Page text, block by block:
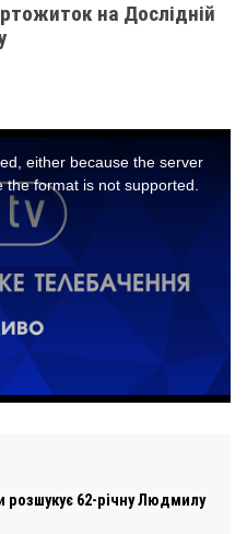
розшукує 62-річну Людмилу
на Дослідній